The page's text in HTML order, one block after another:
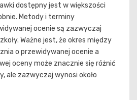
dostępny jest w większości
Metody i terminy
ocenie są zazwyczaj
Ważne jest, że okres między
o przewidywanej ocenie a
oceny może znacznie się różnić
ale zazwyczaj wynosi około